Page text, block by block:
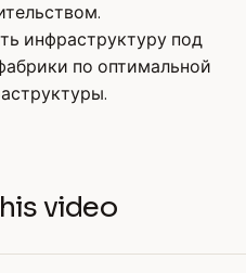
инфраструктуру под
по оптимальной
video